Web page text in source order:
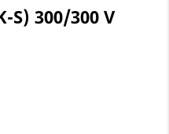
S) 300/300 V